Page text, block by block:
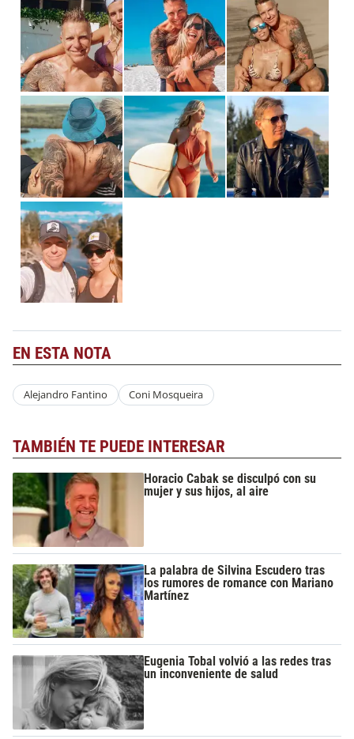
EN ESTA NOTA
Alejandro Fantino Coni Mosqueira
TAMBIÉN TE PUEDE INTERESAR
Horacio Cabak se disculpó con su
mujer y sus hijos, al aire
La palabra de Silvina Escudero tras
los rumores de romance con Mariano
Martínez
Eugenia Tobal volvió a las redes tras
un inconveniente de salud